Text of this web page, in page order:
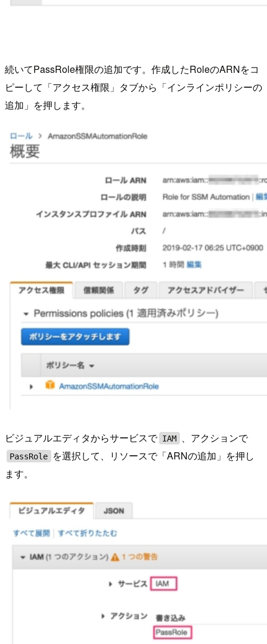
続いてPassRole権限の追加です。作成したRoleのARNをコ
ピーして「アクセス権限」タブから「インラインポリシーの
追加」を押します。
ビジュアルエディタからサービスで IAM 、アクションで
PassRole
を選択して、リソースで「ARNの追加」を押し
ます。